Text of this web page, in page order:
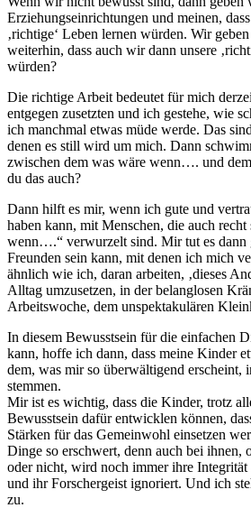
Erziehungseinrichtungen und meinen,
‚richtige‘ Leben lernen würden. Wir
weiterhin, dass auch wir dann unsere
würden?
Die richtige Arbeit bedeutet für mich
entgegen zusetzten und ich gestehe, wie
ich manchmal etwas müde werde. Das
denen es still wird um mich. Dann
zwischen dem was wäre wenn…. und
du das auch?
Dann hilft es mir, wenn ich gute und
haben kann, mit Menschen, die auch
wenn….“ verwurzelt sind. Mir tut es dann
Freunden sein kann, mit denen ich mich
ähnlich wie ich, daran arbeiten, ‚dieses
Alltag umzusetzen, in der belanglosen
Arbeitswoche, dem unspektakulären
In diesem Bewusstsein für die einfachen
kann, hoffe ich dann, dass meine Kinder
dem, was mir so überwältigend erscheint,
stemmen.
Mir ist es wichtig, dass die Kinder, trotz
Bewusstsein dafür entwicklen können,
Stärken für das Gemeinwohl einsetzen
Dinge so erschwert, denn auch bei ihnen,
oder nicht, wird noch immer ihre
und ihr Forschergeist ignoriert. Und ich
zu.